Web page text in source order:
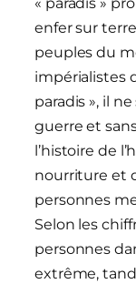
enfer sur
peuples du
impérialistes
paradis », il
guerre et
l’histoire de
nourriture et
personnes
Selon les
personnes
extrême,